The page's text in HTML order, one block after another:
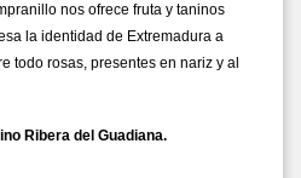
nos ofrece fruta y taninos
la identidad de Extremadura a
todo rosas, presentes en nariz y al
Ribera del Guadiana.